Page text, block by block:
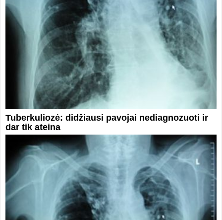
Tuberkuliozė: didžiausi pavojai nediagnozuoti ir
dar tik ateina